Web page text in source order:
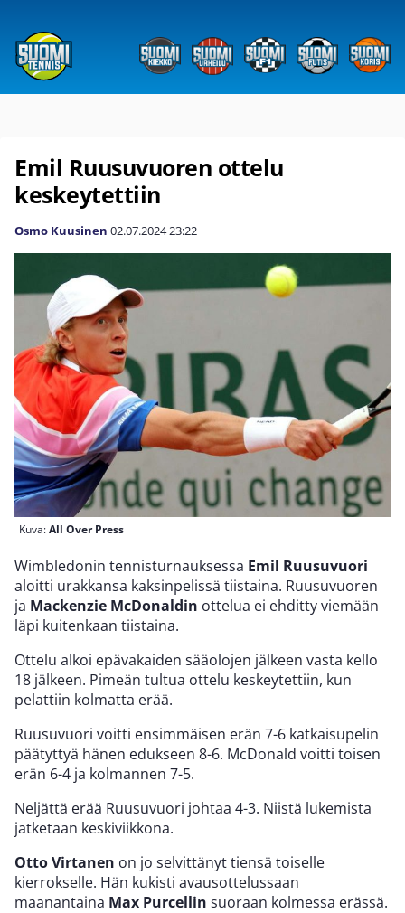
Emil Ruusuvuoren ottelu
keskeytettiin
Osmo Kuusinen 02.07.202423:22
Kuva:All Over Press
Wimbledonin tennisturnauksessa Emil Ruusuvuori
aloitti urakkansa kaksinpelissä tiistaina. Ruusuvuoren
ja Mackenzie McDonaldin ottelua ei ehditty viemään
läpi kuitenkaan tiistaina.
Ottelu alkoi epävakaiden sääolojen jälkeen vasta kello
18 jälkeen. Pimeän tultua ottelu keskeytettiin, kun
pelattiin kolmatta erää.
Ruusuvuori voitti ensimmäisen erän 7-6 katkaisupelin
päätyttyä hänen edukseen 8-6. McDonald voitti toisen
erän 6-4 ja kolmannen 7-5.
Neljättä erää Ruusuvuori johtaa 4-3. Niistä lukemista
jatketaan keskiviikkona.
Otto Virtanen on jo selvittänyt tiensä toiselle
kierrokselle. Hän kukisti avausottelussaan
maanantaina Max Purcellin suoraan kolmessa erässä.